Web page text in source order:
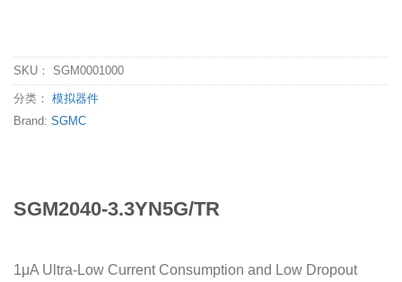
SKU： SGM0001000
分类： 模拟器件
Brand: SGMC
SGM2040-3.3YN5G/TR
1μA Ultra-Low Current Consumption and Low Dropout